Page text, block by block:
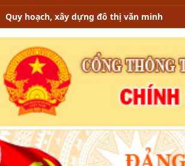
Quy hoạch, xây dựng đô thị văn minh